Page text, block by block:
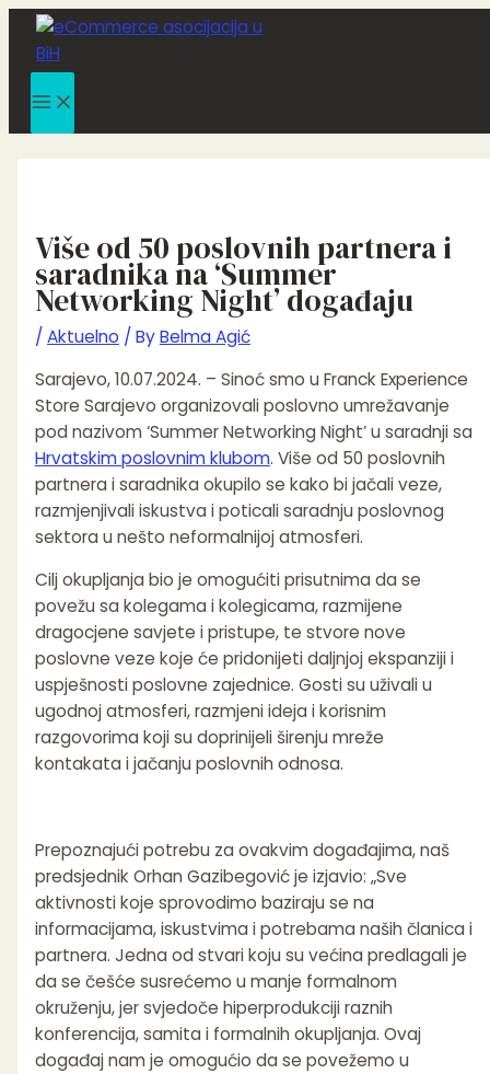
Skip
content
Main
Menu
Više od 50 poslovnih partnera i
saradnika na ‘Summer
Networking Night’ događaju
/ Aktuelno / ByBelma Agić
Sarajevo, 10.07.2024. – Sinoć smo u Franck Experience
Store Sarajevo organizovali poslovno umrežavanje
pod nazivom ‘Summer Networking Night’ u saradnji sa
Hrvatskim poslovnim klubom. Više od 50 poslovnih
partnera i saradnika okupilo se kako bi jačali veze,
razmjenjivali iskustva i poticali saradnju poslovnog
sektora u nešto neformalnijoj atmosferi.
Cilj okupljanja bio je omogućiti prisutnima da se
povežu sa kolegama i kolegicama, razmijene
dragocjene savjete i pristupe, te stvore nove
poslovne veze koje će pridonijeti daljnjoj ekspanziji i
uspješnosti poslovne zajednice. Gosti su uživali u
ugodnoj atmosferi, razmjeni ideja i korisnim
razgovorima koji su doprinijeli širenju mreže
kontakata i jačanju poslovnih odnosa.
Prepoznajući potrebu za ovakvim događajima, naš
predsjednik Orhan Gazibegović je izjavio: „Sve
aktivnosti koje sprovodimo baziraju se na
informacijama, iskustvima i potrebama naših članica i
partnera. Jedna od stvari koju su većina predlagali je
da se češće susrećemo u manje formalnom
okruženju, jer svjedoče hiperprodukciji raznih
konferencija, samita i formalnih okupljanja. Ovaj
događaj nam je omogućio da se povežemo u
Post
navigation